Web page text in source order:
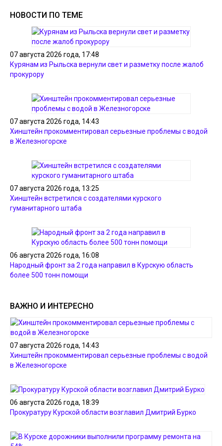
НОВОСТИ ПО ТЕМЕ
07 августа 2026 года, 17:48
Курянам из Рыльска вернули свет и разметку после жалоб
прокурору
07 августа 2026 года, 14:43
Хинштейн прокомментировал серьезные проблемы с водой
в Железногорске
07 августа 2026 года, 13:25
Хинштейн встретился с создателями курского
гуманитарного штаба
06 августа 2026 года, 16:08
Народный фронт за 2 года направил в Курскую область
более 500 тонн помощи
ВАЖНО И ИНТЕРЕСНО
07 августа 2026 года, 14:43
Хинштейн прокомментировал серьезные проблемы с водой
в Железногорске
06 августа 2026 года, 18:39
Прокуратуру Курской области возглавил Дмитрий Бурко